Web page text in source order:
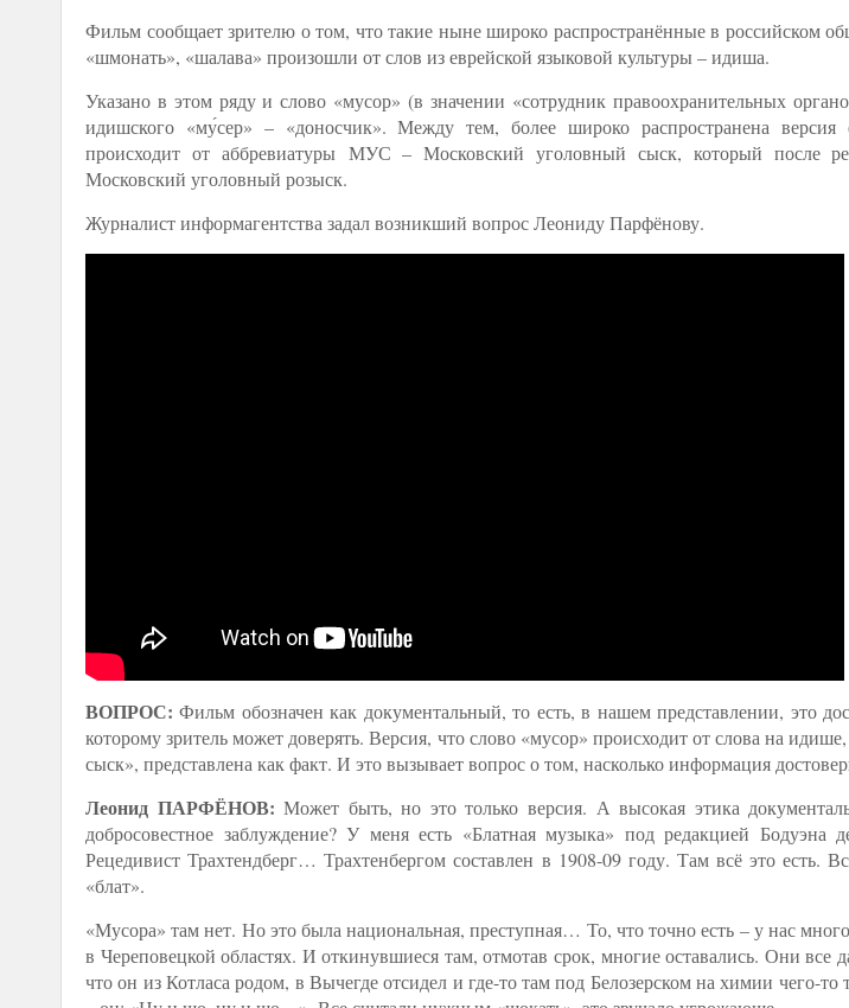
Фильм сообщает зрителю о том, что такие ныне широко распространённые в российском
«шмонать», «шалава» произошли от слов из еврейской языковой культуры – идиша.
Указано в этом ряду и слово «мусор» (в значении «сотрудник правоохранительных
идишского «му́сер» – «доносчик». Между тем, более широко распространена
происходит от аббревиатуры МУС – Московский уголовный сыск, который после
Московский уголовный розыск.
Журналист информагентства задал возникший вопрос Леониду Парфёнову.
ВОПРОС: Фильм обозначен как документальный, то есть, в нашем представлении, это
которому зритель может доверять. Версия, что слово «мусор» происходит от слова на
сыск», представлена как факт. И это вызывает вопрос о том, насколько информация
Леонид ПАРФЁНОВ: Может быть, но это только версия. А высокая этика
добросовестное заблуждение? У меня есть «Блатная музыка» под редакцией Бодуэна
Рецедивист Трахтендберг… Трахтенбергом составлен в 1908-09 году. Там всё это есть.
«блат».
«Мусора» там нет. Но это была национальная, преступная… То, что точно есть – у нас
в Череповецкой областях. И откинувшиеся там, отмотав срок, многие оставались. Они все
что он из Котласа родом, в Вычегде отсидел и где-то там под Белозерском на химии чего-то